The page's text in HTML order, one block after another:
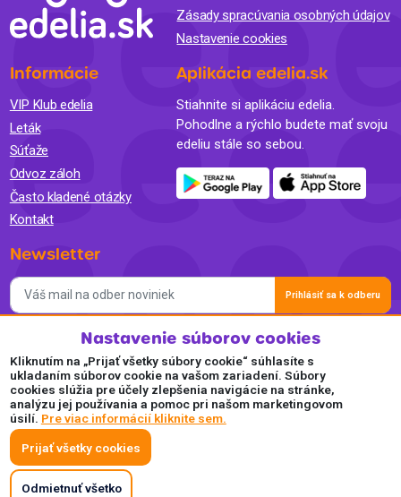
Zásady spracúvania osobných údajov
Nastavenie cookies
Informácie
VIP Klub edelia
Leták
Súťaže
Odvoz záloh
Často kladené otázky
Kontakt
Aplikácia edelia.sk
Stiahnite si aplikáciu edelia.
Pohodlne a rýchlo budete mať svoju
edeliu stále so sebou.
Newsletter
Prihlásiť sa k odberu
Súhlasím so spracovaním osobných údajov a so zasielaním
newslettra na marketingové účely a oboznámil som sa so
Zásadami ochrany osobných údajov.
Akceptujeme
Plaťte pohodlne a bezpečne online.
Nastavenie súborov cookies
Kliknutím na „Prijať všetky súbory cookie“ súhlasíte s
ukladaním súborov cookie na vašom zariadení. Súbory
cookies slúžia pre účely zlepšenia navigácie na stránke,
analýzu jej používania a pomoc pri našom marketingovom
úsilí. Pre viac informácií kliknite sem.
Prijať všetky cookies
Odmietnuť všetko